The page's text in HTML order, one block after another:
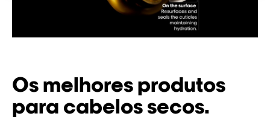
Os melhores produtos
para cabelos secos.